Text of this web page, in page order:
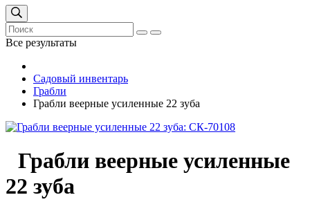
Все результаты
Садовый инвентарь
Грабли
Грабли веерные усиленные 22 зуба
Грабли веерные усиленные
22 зуба